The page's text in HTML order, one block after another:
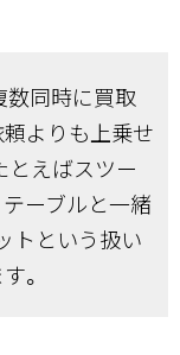
数同時に買取
よりも上乗せ
とえばスツー
ーブルと一緒
トという扱い
。